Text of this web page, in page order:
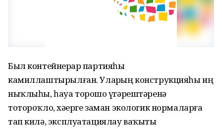
Был контейнерҙар партияһы
камиллаштырылған. Уларҙың конструкцияһы иң
ныҡлыһы, һауа торошо үҙгәрештәренә
тотороҡло, хәҙерге заман экологик нормаларға
тап килә, эксплуатациялау ваҡыты